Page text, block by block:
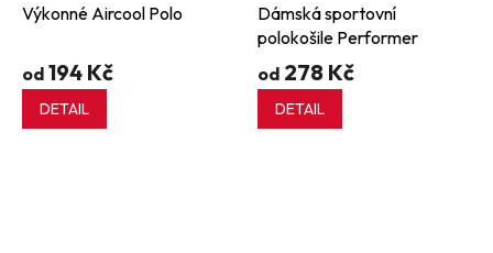
Výkonné Aircool Polo
od 194 Kč
DETAIL
Dámská sportovní
polokošile Performer
od 278 Kč
DETAIL